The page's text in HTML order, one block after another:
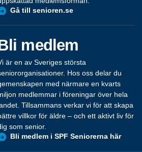
Gå till senioren.se
medlem
är en av Sveriges största
Hos oss delar du
med närmare en kvarts
medlemmar i föreningar över hela
Tillsammans verkar vi för att skapa
villkor för äldre – och ett aktivt liv för
som senior.
Bli medlem i SPF Seniorerna här